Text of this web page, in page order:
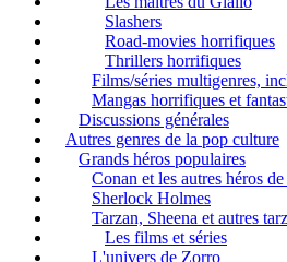
Slashers
Road-movies horrifiques
Thrillers horrifiques
Films/séries multigenres,
Mangas horrifiques et
Discussions générales
Autres genres de la pop culture
Grands héros populaires
Conan et les autres héros
Sherlock Holmes
Tarzan, Sheena et autres
Les films et séries
L'univers de Zorro